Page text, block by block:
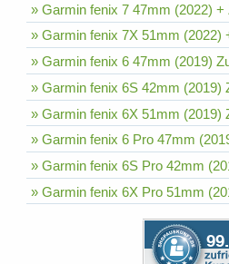
» Garmin fenix 7 47mm (2022) +
» Garmin fenix 7X 51mm (2022)
» Garmin fenix 6 47mm (2019)
» Garmin fenix 6S 42mm (2019)
» Garmin fenix 6X 51mm (2019)
» Garmin fenix 6 Pro 47mm
» Garmin fenix 6S Pro 42mm
» Garmin fenix 6X Pro 51mm